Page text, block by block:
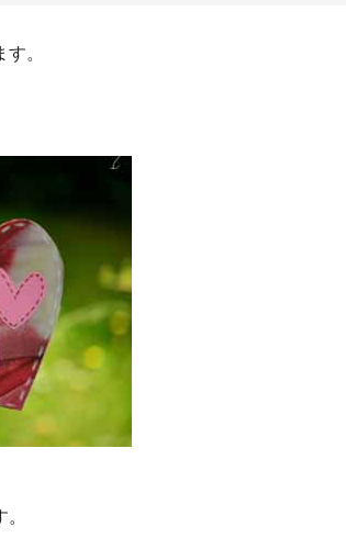
る！フランスのエスプリから
。